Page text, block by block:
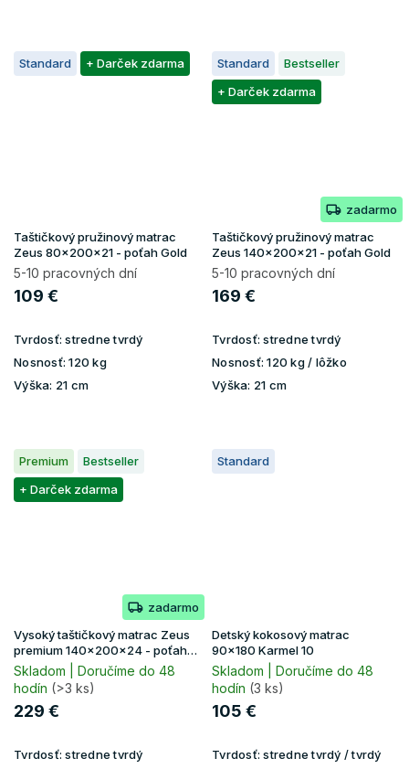
Standard + Darček zdarma
Taštičkový pružinový matrac
Zeus 80x200x21 - poťah Gold
5-10 pracovných dní
109 €
Tvrdosť: stredne tvrdý
Nosnosť: 120 kg
Výška: 21 cm
Standard
Bestseller
+ Darček zdarma
zadarmo
Taštičkový pružinový matrac
Zeus 140x200x21 - poťah Gold
5-10 pracovných dní
169 €
Tvrdosť: stredne tvrdý
Nosnosť: 120 kg / lôžko
Výška: 21 cm
Premium
Bestseller
+ Darček zdarma
zadarmo
Vysoký taštičkový matrac Zeus
premium 140x200x24 - poťah
Aloe Vera
Skladom | Doručíme do 48
hodín (>3 ks)
229 €
Tvrdosť: stredne tvrdý
Standard
Detský kokosový matrac
90x180 Karmel 10
Skladom | Doručíme do 48
hodín (3 ks)
105 €
Tvrdosť: stredne tvrdý / tvrdý